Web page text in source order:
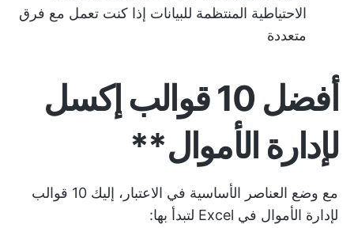
الاحتياطية المنتظمة للبيانات إذا كنت تعمل مع فرق
متعددة
أفضل 10 قوالب إكسل
لإدارة الأموال**
مع وضع العناصر الأساسية في الاعتبار، إليك 10 قوالب
لإدارة الأموال في Excel لتبدأ بها: